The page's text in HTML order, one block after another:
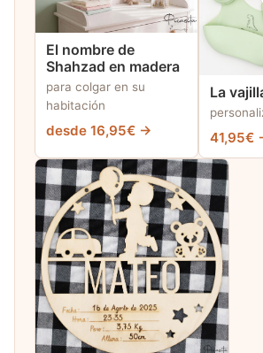
El nombre de
Shahzad en madera
para colgar en su
habitación
desde 16,95€ →
La
41,95€